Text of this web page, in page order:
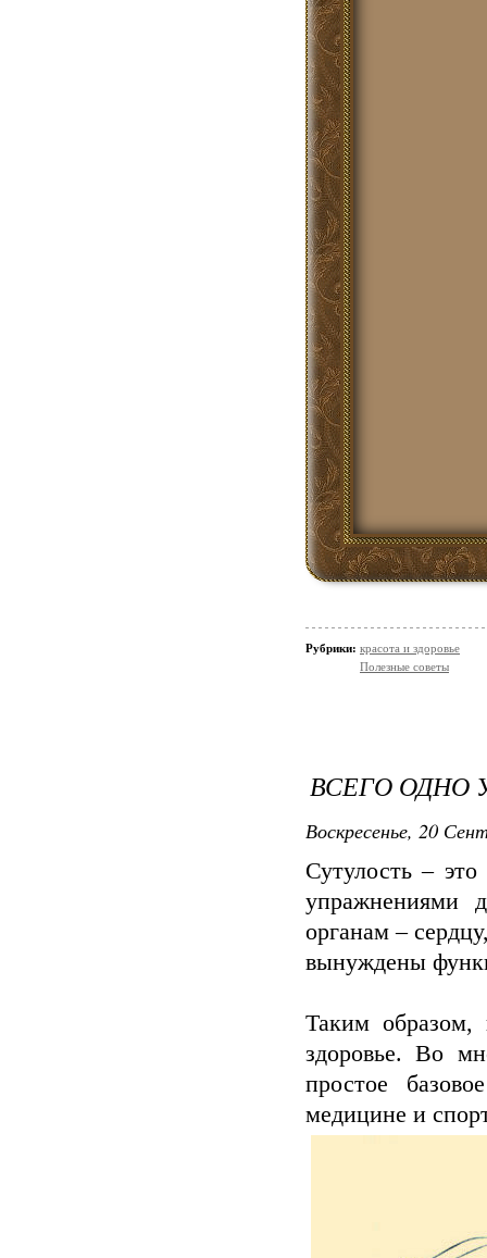
Рубрики: красота и здоровье
Полезные советы
ВСЕГО ОДНО
Воскресенье, 20
Сутулость – это
упражнениями
органам –
вынуждены
Таким образом,
здоровье. Во
простое
медицине и